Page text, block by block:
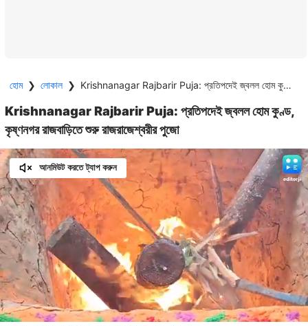
হোম ❯ লোকাল ❯ Krishnanagar Rajbarir Puja: প্রতিপদেই জ্বলল হোম কুণ্ড, কৃষ্ণনগর রাজবাড়িতে শুরু রাজরাজেশ্বরীর পুজো
Krishnanagar Rajbarir Puja: প্রতিপদেই জ্বলল হোম কুণ্ড,
কৃষ্ণনগর রাজবাড়িতে শুরু রাজরাজেশ্বরীর পুজো
আনমিউট করতে ট্যাপ করুন
Unmute
/
Loaded
19.96%